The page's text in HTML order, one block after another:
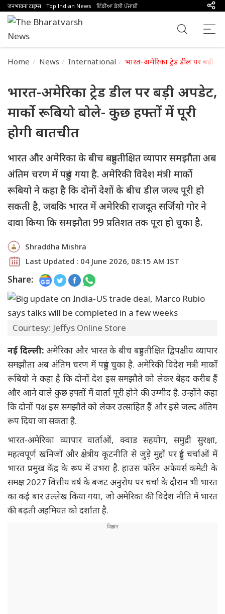
जनभावना टाइम्स Top Indian News ਇੰਡੀਆ ਡੇਲੀ ਪੰਜਾਬੀ
Home News International भारत-अमेरिका ट्रेड डील पर बड़ी
भारत-अमेरिका ट्रेड डील पर बड़ी अपडेट,
मार्को रूबियो बोले- कुछ हफ्तों में पूरी
होगी बातचीत
भारत और अमेरिका के बीच बहुप्रतीक्षित व्यापार समझौता अब
अंतिम चरण में पहुंच गया है. अमेरिकी विदेश मंत्री मार्को
रूबियो ने कहा है कि दोनों देशों के बीच डील जल्द पूरी हो
सकती है, जबकि भारत में अमेरिकी राजदूत सर्जियो गोर ने
दावा किया कि समझौता 99 प्रतिशत तक पूरा हो चुका है.
Shraddha Mishra
Last Updated : 04 June 2026, 08:15 AM IST
Share:
Courtesy: Jeffys Online Store
नई दिल्ली:अमेरिका और भारत के बीच बहुप्रतीक्षित द्विपक्षीय व्यापार
समझौता अब अंतिम चरण में पहुंच चुका है. अमेरिकी विदेश मंत्री मार्को
रूबियो ने कहा है कि दोनों देश इस समझौते को लेकर बेहद करीब हैं
और आने वाले कुछ हफ्तों में वार्ता पूरी होने की उम्मीद है. उन्होंने कहा
कि दोनों पक्ष इस समझौते को लेकर उत्साहित हैं और इसे जल्द अंतिम
रूप दिया जा सकता है.
भारत-अमेरिका व्यापार वार्ताओं, क्वाड सहयोग, समुद्री सुरक्षा,
महत्वपूर्ण खनिजों और क्षेत्रीय कूटनीति से जुड़े मुद्दों पर हुई चर्चाओं में
भारत प्रमुख केंद्र के रूप में उभरा है. हाउस फॉरेन अफेयर्स कमेटी के
समक्ष 2027 वित्तीय वर्ष के बजट अनुरोध पर चर्चा के दौरान भी भारत
का कई बार उल्लेख किया गया, जो अमेरिका की विदेश नीति में भारत
की बढ़ती अहमियत को दर्शाता है.